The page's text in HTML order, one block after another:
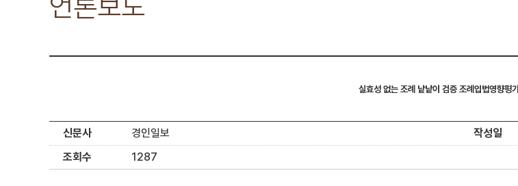
실효성 없는 조례 낱낱이 검증 조례입법영향평
신문사 경인일보 작성일
조회수
1287